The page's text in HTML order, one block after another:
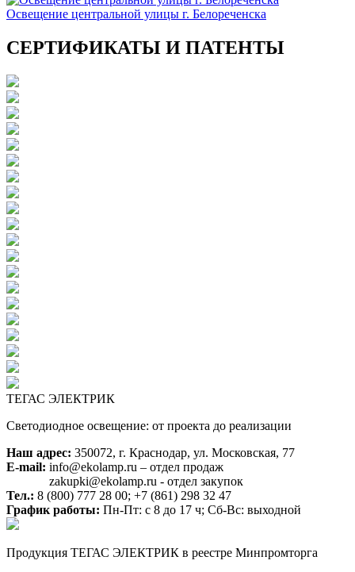
Освещение центральной улицы г. Белореченска
СЕРТИФИКАТЫ И ПАТЕНТЫ
ТЕГАС ЭЛЕКТРИК
Светодиодное освещение: от проекта до реализации
Наш адрес: 350072, г. Краснодар, ул. Московская, 77
E-mail: info@ekolamp.ru – отдел продаж
zakupki@ekolamp.ru - отдел закупок
Тел.: 8 (800) 777 28 00; +7 (861) 298 32 47
График работы: Пн-Пт: с 8 до 17 ч; Сб-Вс: выходной
Продукция ТЕГАС ЭЛЕКТРИК в реестре Минпромторга